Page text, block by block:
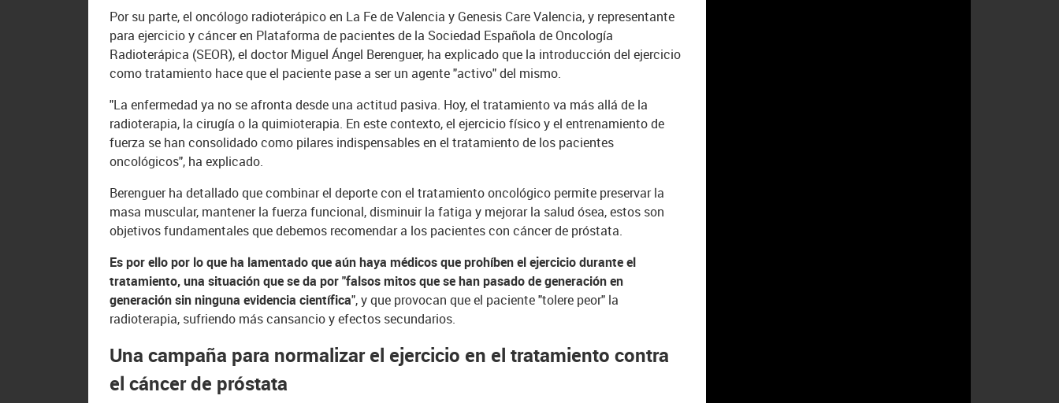
Por su parte, el oncólogo radioterápico en La Fe de Valencia y Genesis Care Valencia, y representante
para ejercicio y cáncer en Plataforma de pacientes de la Sociedad Española de Oncología
Radioterápica (SEOR), el doctor Miguel Ángel Berenguer, ha explicado que la introducción del ejercicio
como tratamiento hace que el paciente pase a ser un agente "activo" del mismo.
"La enfermedad ya no se afronta desde una actitud pasiva. Hoy, el tratamiento va más allá de la
radioterapia, la cirugía o la quimioterapia. En este contexto, el ejercicio físico y el entrenamiento de
fuerza se han consolidado como pilares indispensables en el tratamiento de los pacientes
oncológicos", ha explicado.
Berenguer ha detallado que combinar el deporte con el tratamiento oncológico permite preservar la
masa muscular, mantener la fuerza funcional, disminuir la fatiga y mejorar la salud ósea, estos son
objetivos fundamentales que debemos recomendar a los pacientes con cáncer de próstata.
Es por ello por lo que ha lamentado que aún haya médicos que prohíben el ejercicio durante el
tratamiento, una situación que se da por "falsos mitos que se han pasado de generación en
generación sin ninguna evidencia científica", y que provocan que el paciente "tolere peor" la
radioterapia, sufriendo más cansancio y efectos secundarios.
Una campaña para normalizar el ejercicio en el tratamiento contra
el cáncer de próstata